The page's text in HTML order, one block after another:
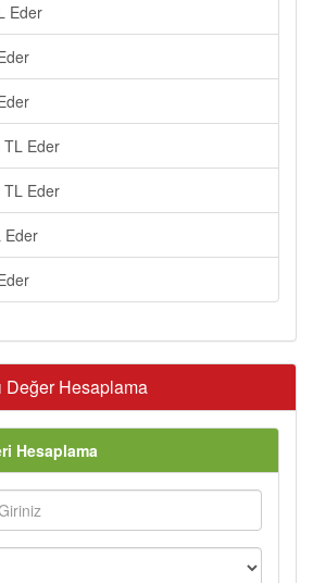
Eder
TL Eder
TL Eder
Eder
Değer Hesaplama
Hesaplama